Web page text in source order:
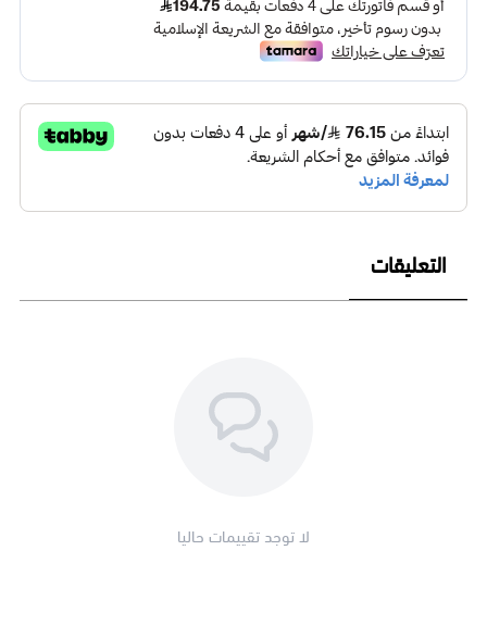
ما يميز فازتنا الفاخرة:
زهور طبيعية: نختار أجود أنواع الزهور الطبيعية لضمان جمالها وجودتها
أكسسوارات هولندية: تضيف لمسة من الرقي والأناقة على الباقة
المقاس: 80×50
التعليقات
لا توجد تقييمات حاليا